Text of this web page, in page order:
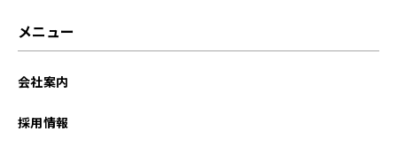
メニュー
会社案内
採用情報